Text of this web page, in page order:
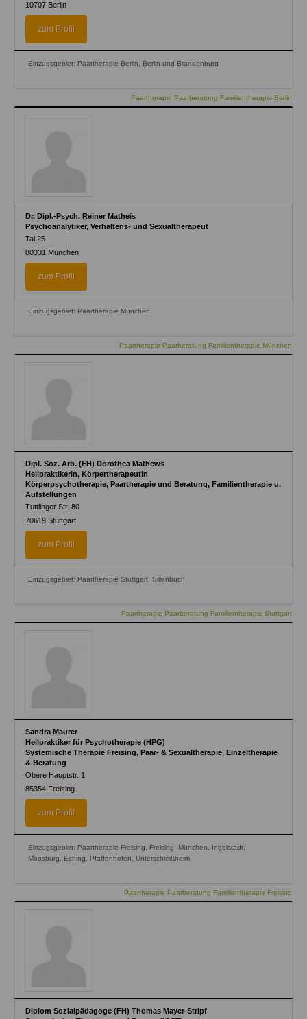
10707 Berlin
zum Profil
Einzugsgebiet: Paartherapie Berlin, Berlin und Brandenburg
Paartherapie Paarberatung Familientherapie Berlin
Dr. Dipl.-Psych. Reiner Matheis
Psychoanalytiker, Verhaltens- und Sexualtherapeut
Tal 25
80331 München
zum Profil
Einzugsgebiet: Paartherapie München,
Paartherapie Paarberatung Familientherapie München
Dipl. Soz. Arb. (FH) Dorothea Mathews
Heilpraktikerin, Körpertherapeutin
Körperpsychotherapie, Paartherapie und Beratung, Familientherapie u.
Aufstellungen
Tuttlinger Str. 80
70619 Stuttgart
zum Profil
Einzugsgebiet: Paartherapie Stuttgart, Sillenbuch
Paartherapie Paarberatung Familientherapie Stuttgart
Sandra Maurer
Heilpraktiker für Psychotherapie (HPG)
Systemische Therapie Freising, Paar- & Sexualtherapie, Einzeltherapie
& Beratung
Obere Hauptstr. 1
85354 Freising
zum Profil
Einzugsgebiet: Paartherapie Freising, Freising, München, Ingolstadt,
Moosburg, Eching, Pfaffenhofen, Unterschleißheim
Paartherapie Paarberatung Familientherapie Freising
Diplom Sozialpädagoge (FH) Thomas Mayer-Stripf